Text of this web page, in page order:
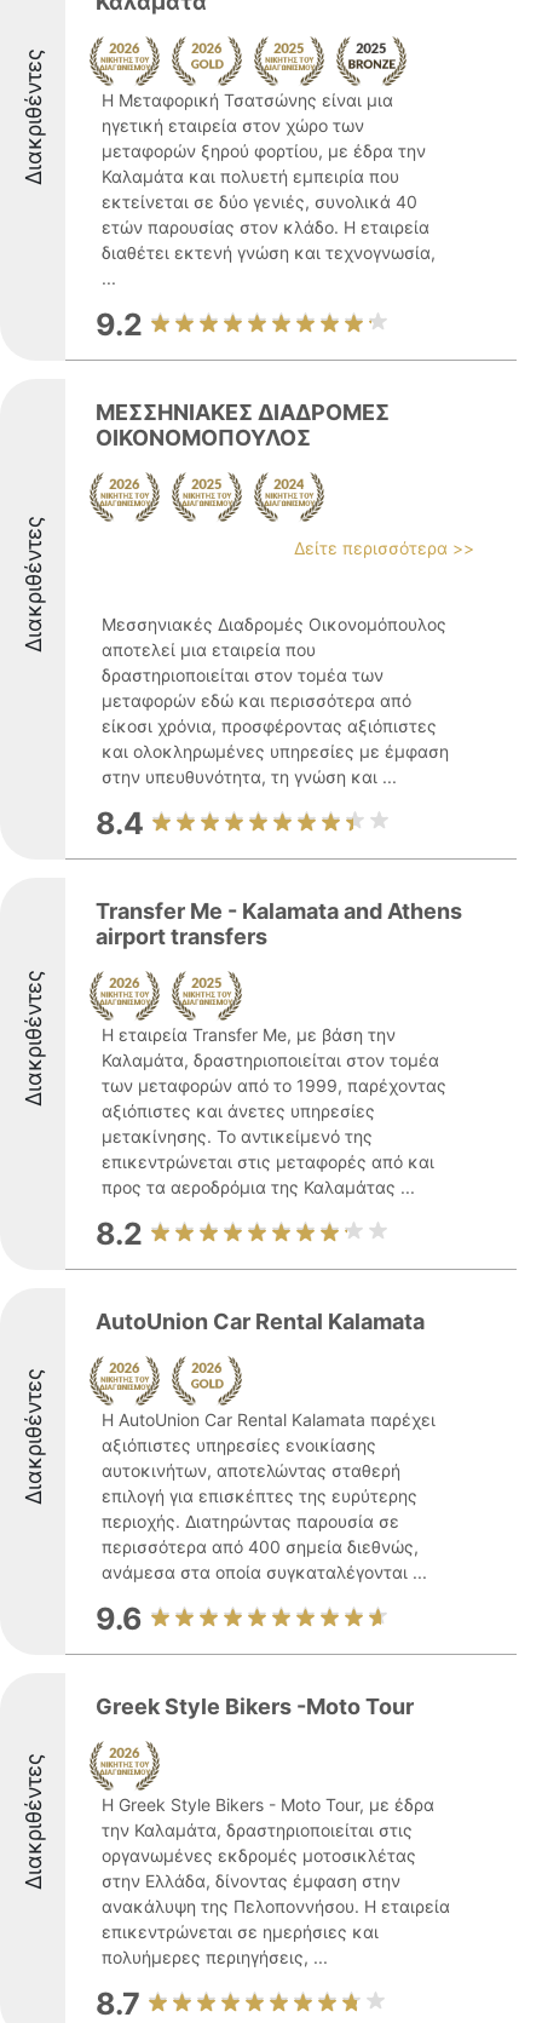
Διακριθέντες
Η Μεταφορική Τσατσώνης είναι μια
ηγετική εταιρεία στον χώρο των
μεταφορών ξηρού φορτίου, με έδρα την
Καλαμάτα και πολυετή εμπειρία που
εκτείνεται σε δύο γενιές, συνολικά 40
ετών παρουσίας στον κλάδο. Η εταιρεία
διαθέτει εκτενή γνώση και τεχνογνωσία,
...
9.2
Διακριθέντες
ΜΕΣΣΗΝΙΑΚΕΣ ΔΙΑΔΡΟΜΕΣ
ΟΙΚΟΝΟΜΟΠΟΥΛΟΣ
Δείτε περισσότερα >>
Μεσσηνιακές Διαδρομές Οικονομόπουλος
αποτελεί μια εταιρεία που
δραστηριοποιείται στον τομέα των
μεταφορών εδώ και περισσότερα από
είκοσι χρόνια, προσφέροντας αξιόπιστες
και ολοκληρωμένες υπηρεσίες με έμφαση
στην υπευθυνότητα, τη γνώση και ...
8.4
Διακριθέντες
Transfer Me - Kalamata and Athens
airport transfers
Η εταιρεία Transfer Me, με βάση την
Καλαμάτα, δραστηριοποιείται στον τομέα
των μεταφορών από το 1999, παρέχοντας
αξιόπιστες και άνετες υπηρεσίες
μετακίνησης. Το αντικείμενό της
επικεντρώνεται στις μεταφορές από και
προς τα αεροδρόμια της Καλαμάτας ...
8.2
Διακριθέντες
AutoUnion Car Rental Kalamata
Η AutoUnion Car Rental Kalamata παρέχει
αξιόπιστες υπηρεσίες ενοικίασης
αυτοκινήτων, αποτελώντας σταθερή
επιλογή για επισκέπτες της ευρύτερης
περιοχής. Διατηρώντας παρουσία σε
περισσότερα από 400 σημεία διεθνώς,
ανάμεσα στα οποία συγκαταλέγονται ...
9.6
Διακριθέντες
Greek Style Bikers -Moto Tour
Η Greek Style Bikers - Moto Tour, με έδρα
την Καλαμάτα, δραστηριοποιείται στις
οργανωμένες εκδρομές μοτοσικλέτας
στην Ελλάδα, δίνοντας έμφαση στην
ανακάλυψη της Πελοποννήσου. Η εταιρεία
επικεντρώνεται σε ημερήσιες και
πολυήμερες περιηγήσεις, ...
8.7